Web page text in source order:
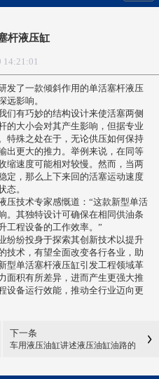
杆液压缸
14:21:01
了一款倾斜作用的单活塞杆液压
远影响。
有巧妙的结构设计来使活塞两侧
的大小会对其产生影响，但据专业
特殊之处在于，无论供压如何保持
出更大的推力。举例来说，在同等
缩速度可能相对较慢。然而，当两
定，那么上下来回的活塞运动速度
态。
技术专家感慨道：“这款新型单活
。其独特设计可确保在相同供油条
工程设备的工作效率。”
纷投身于探索其创新技术以提升
技术，有望全面改变各行各业，助
型单活塞杆液压缸引发工程领域革
面积有所差异，进而产生更强大推
设备运行效能，推动全行业迈向更
下一条
车用液压油缸讲述液压油缸油路的